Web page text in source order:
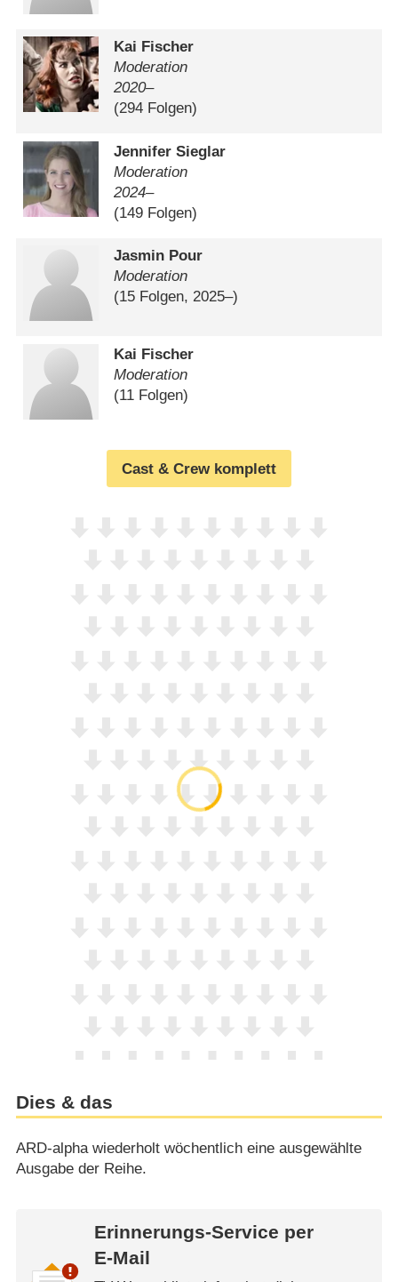
Kai Fischer
Moderation
2020–
(294 Folgen)
Jennifer Sieglar
Moderation
2024–
(149 Folgen)
Jasmin Pour
Moderation
(15 Folgen, 2025⁠–⁠)
Kai Fischer
Moderation
(11 Folgen)
Cast & Crew komplett
Dies & das
ARD-alpha wiederholt wöchentlich eine ausgewählte
Ausgabe der Reihe.
Erinnerungs-Service per
E-Mail